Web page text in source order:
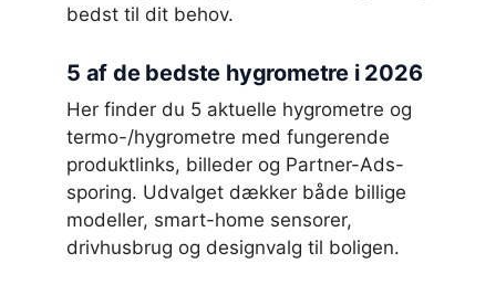
bedst til dit behov.
5 af de bedste hygrometre i 2026
Her finder du 5 aktuelle hygrometre og
termo-/hygrometre med fungerende
produktlinks, billeder og Partner-Ads-
sporing. Udvalget dækker både billige
modeller, smart-home sensorer,
drivhusbrug og designvalg til boligen.